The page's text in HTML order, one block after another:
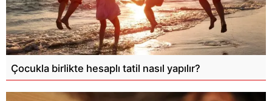
Çocukla birlikte hesaplı tatil nasıl yapılır?